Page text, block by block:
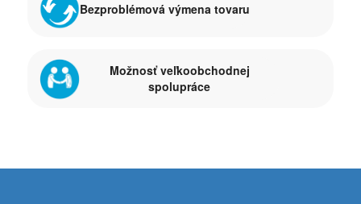
Bezproblémová výmena tovaru
Možnosť veľkoobchodnej
spolupráce